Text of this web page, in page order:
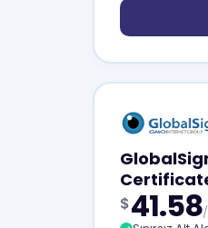
$41.58